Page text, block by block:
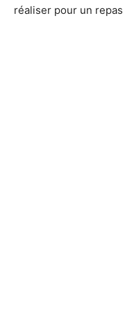
réaliser pour un